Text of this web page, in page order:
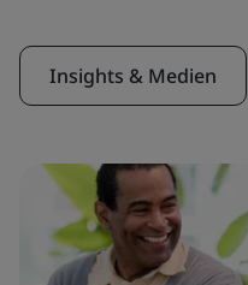
Insights & Medien